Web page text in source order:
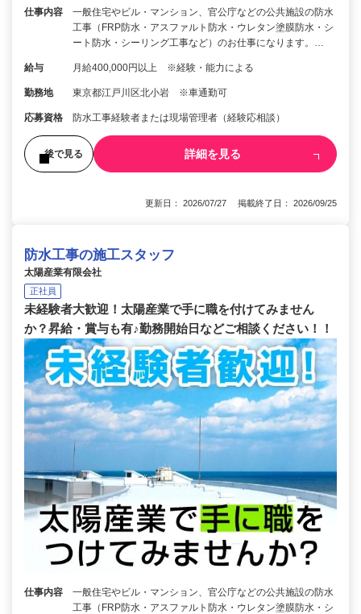
仕事内容
一般住宅やビル・マンション、官公庁などの公共施設の防水
工事（FRP防水・アスファルト防水・ウレタン塗膜防水・シ
ート防水・シーリング工事など）のお仕事になります。…
給与 月給400,000円以上 ※経験・能力による
勤務地 東京都江戸川区北小岩 ※車通勤可
応募資格 防水工事経験者または現場管理者（経験応相談）
後で見る 詳細を見る
更新日： 2026/07/27 掲載終了日： 2026/09/25
防水工事の施工スタッフ
太陽産業有限会社
正社員
未経験者大歓迎！太陽産業で手に職を付けてみません
か？昇給・賞与も有♪勤務開始日などご相談ください！！
仕事内容
一般住宅やビル・マンション、官公庁などの公共施設の防水
工事（FRP防水・アスファルト防水・ウレタン塗膜防水・シ